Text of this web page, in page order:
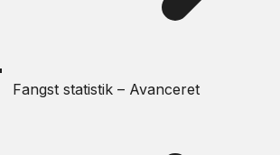
Fangst statistik – Avanceret